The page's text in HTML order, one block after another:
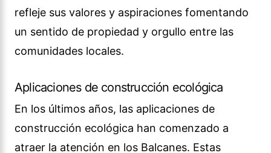
refleje sus valores y aspiraciones fomentando
un sentido de propiedad y orgullo entre las
comunidades locales.
Aplicaciones de construcción ecológica
En los últimos años, las aplicaciones de
construcción ecológica han comenzado a
atraer la atención en los Balcanes. Estas